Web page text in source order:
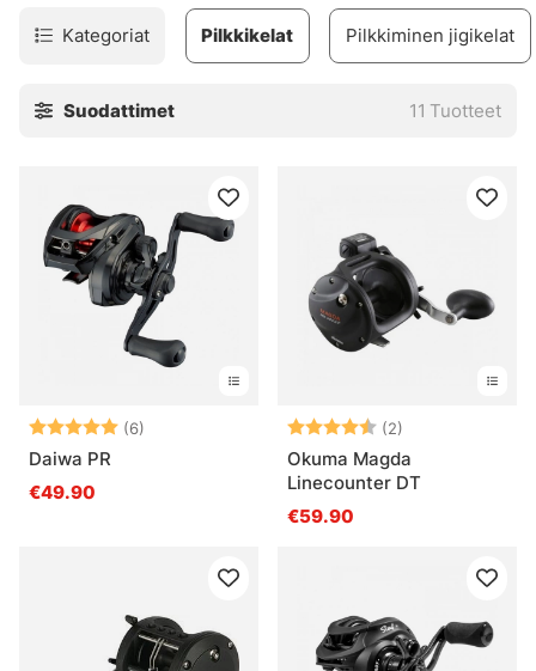
Kategoriat Pilkkiminen jigikelat
Pilkkikelat
Suodattimet 11 Tuotteet
Arvio: (6)
5.0 5:sta tähdestä
Daiwa PR
€49.90
Arvio: (2)
Okuma Magda
Linecounter DT
€59.90